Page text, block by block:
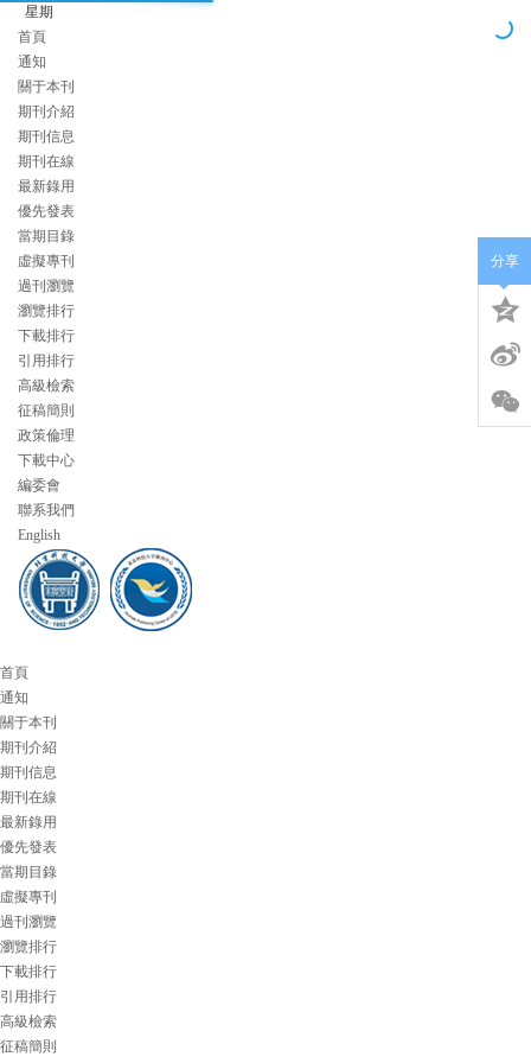
星期
首頁
通知
關于本刊
期刊介紹
期刊信息
期刊在線
最新錄用
優先發表
當期目錄
虛擬專刊
過刊瀏覽
瀏覽排行
下載排行
引用排行
高級檢索
征稿簡則
政策倫理
下載中心
編委會
聯系我們
English
首頁
通知
關于本刊
期刊介紹
期刊信息
期刊在線
最新錄用
優先發表
當期目錄
虛擬專刊
過刊瀏覽
瀏覽排行
下載排行
引用排行
高級檢索
征稿簡則
分享